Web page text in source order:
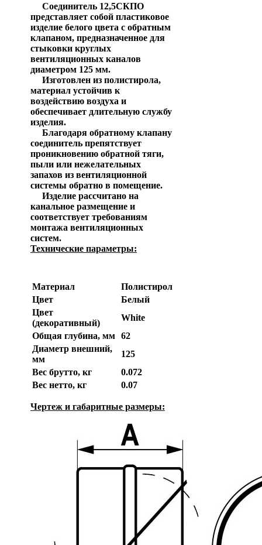
Соединитель 12,5СКПО
представляет собой пластиковое
изделие белого цвета с обратным
клапаном, предназначенное для
стыковки круглых
вентиляционных каналов
диаметром 125 мм.
Изготовлен из полистирола,
материал устойчив к
воздействию воздуха и
обеспечивает длительную службу
изделия.
Благодаря обратному клапану
соединитель препятствует
проникновению обратной тяги,
пыли или нежелательных
запахов из вентиляционной
системы обратно в помещение.
Изделие рассчитано на
канальное размещение и
соответствует требованиям
монтажа вентиляционных
систем.
Технические параметры:
Материал
Полистирол
Цвет
Белый
Цвет
(декоративный)
White
Общая глубина, мм 62
Диаметр внешний,
мм
125
Вес брутто, кг
0.072
Вес нетто, кг
0.07
Чертеж и габаритные размеры: